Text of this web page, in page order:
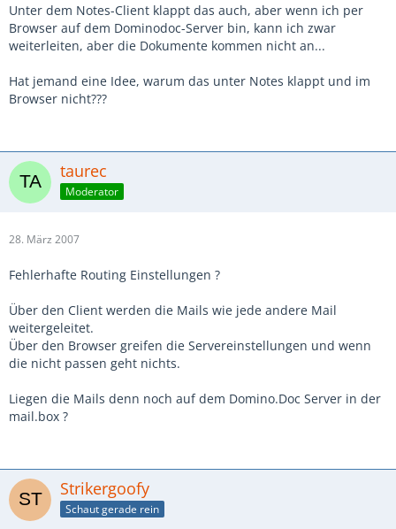
Unter dem Notes-Client klappt das auch, aber wenn ich per
Browser auf dem Dominodoc-Server bin, kann ich zwar
weiterleiten, aber die Dokumente kommen nicht an...
Hat jemand eine Idee, warum das unter Notes klappt und im
Browser nicht???
taurec
Moderator
28. März 2007
Fehlerhafte Routing Einstellungen ?
Über den Client werden die Mails wie jede andere Mail
weitergeleitet.
Über den Browser greifen die Servereinstellungen und wenn
die nicht passen geht nichts.
Liegen die Mails denn noch auf dem Domino.Doc Server in der
mail.box ?
Strikergoofy
Schaut gerade rein